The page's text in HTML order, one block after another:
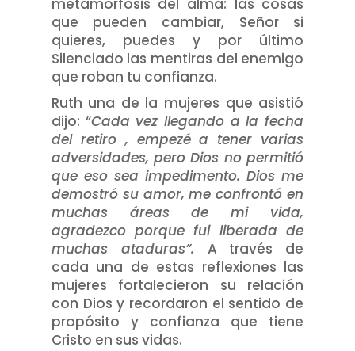
metamorfosis del alma: las cosas
que pueden cambiar, Señor si
quieres, puedes y por último
Silenciado las mentiras del enemigo
que roban tu confianza.
Ruth una de la mujeres que asistió
dijo: “Cada vez llegando a la fecha
del retiro , empezé a tener varias
adversidades, pero Dios no permitió
que eso sea impedimento. Dios me
demostró su amor, me confrontó en
muchas áreas de mi vida,
agradezco porque fui liberada de
muchas ataduras”. A través de
cada una de estas reflexiones las
mujeres fortalecieron su relación
con Dios y recordaron el sentido de
propósito y confianza que tiene
Cristo en sus vidas.